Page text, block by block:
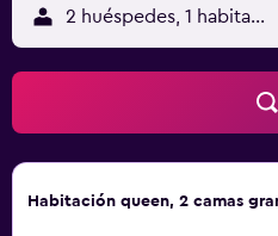
2 huéspedes, 1 habitación
Habitación queen, 2 camas